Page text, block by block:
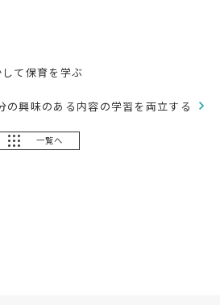
て保育を学ぶ
の興味のある内容の学習を両立する
一覧へ